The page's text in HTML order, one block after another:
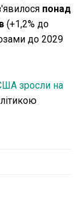
понад
(+1,2% до
до 2029
зросли на